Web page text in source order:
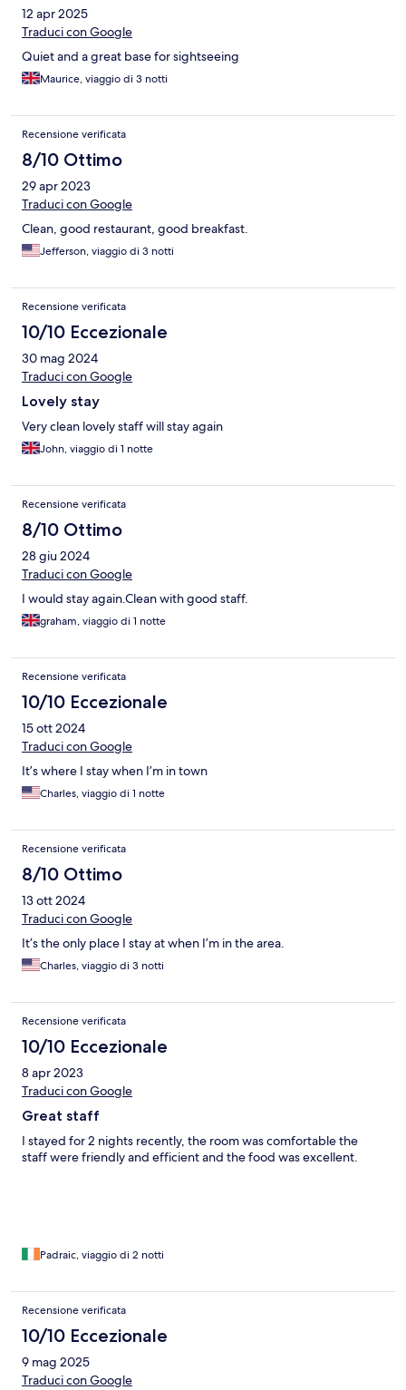
12 apr 2025
Traduci con Google
Quiet and a great base for sightseeing
Maurice, viaggio di 3 notti
Recensione verificata
8/10 Ottimo
29 apr 2023
Traduci con Google
Clean, good restaurant, good breakfast.
Jefferson, viaggio di 3 notti
Recensione verificata
10/10 Eccezionale
30 mag 2024
Traduci con Google
Lovely stay
Very clean lovely staff will stay again
John, viaggio di 1 notte
Recensione verificata
8/10 Ottimo
28 giu 2024
Traduci con Google
I would stay again.Clean with good staff.
graham, viaggio di 1 notte
Recensione verificata
10/10 Eccezionale
15 ott 2024
Traduci con Google
It’s where I stay when I’m in town
Charles, viaggio di 1 notte
Recensione verificata
8/10 Ottimo
13 ott 2024
Traduci con Google
It’s the only place I stay at when I’m in the area.
Charles, viaggio di 3 notti
Recensione verificata
10/10 Eccezionale
8 apr 2023
Traduci con Google
Great staff
I stayed for 2 nights recently, the room was comfortable the
staff were friendly and efficient and the food was excellent.
Padraic, viaggio di 2 notti
Recensione verificata
10/10 Eccezionale
9 mag 2025
Traduci con Google